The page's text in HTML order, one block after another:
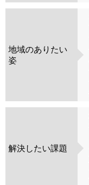
地域のありたい
姿
解決したい課題